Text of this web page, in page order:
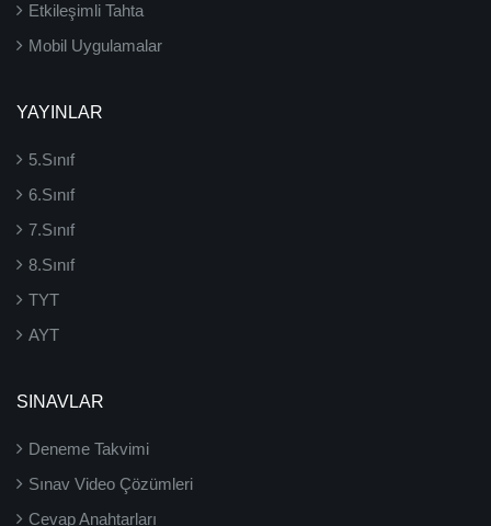
Etkileşimli Tahta
Mobil Uygulamalar
YAYINLAR
5.Sınıf
6.Sınıf
7.Sınıf
8.Sınıf
TYT
AYT
SINAVLAR
Deneme Takvimi
Sınav Video Çözümleri
Cevap Anahtarları